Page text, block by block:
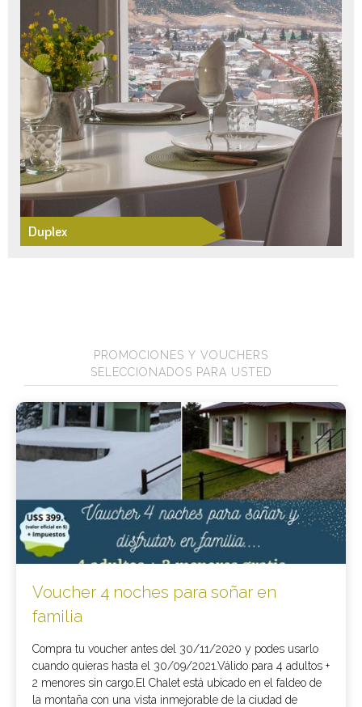
Duplex
PROMOCIONES Y VOUCHERS
SELECCIONADOS PARA USTED
Voucher 4 noches para soñar en
familia
Compra tu voucher antes del 30/11/2020 y podes usarlo
cuando quieras hasta el 30/09/2021.Válido para 4 adultos +
2 menores sin cargo.El Chalet está ubicado en el faldeo de
la montaña con una vista inmejorable de la ciudad de